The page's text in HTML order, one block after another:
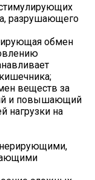
разрушающего
обмен
веществ за
и повышающий
нагрузки на